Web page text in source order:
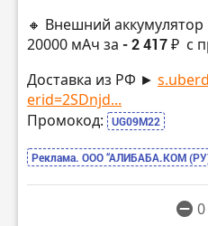
🔸 Внешний аккумулятор
20000 мАч за - 2 417 ₽ с
Доставка из РФ ►
erid=2SDnjd...
Промокод:
UG09M22
Реклама. ООО “АЛИБАБА.КОМ
0